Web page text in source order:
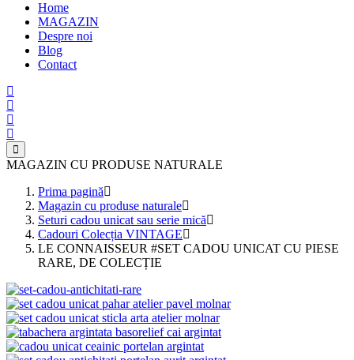
Home
MAGAZIN
Despre noi
Blog
Contact
MAGAZIN CU PRODUSE NATURALE
Prima pagină
Magazin cu produse naturale
Seturi cadou unicat sau serie mică
Cadouri Colecția VINTAGE
LE CONNAISSEUR #SET CADOU UNICAT CU PIESE
RARE, DE COLECȚIE